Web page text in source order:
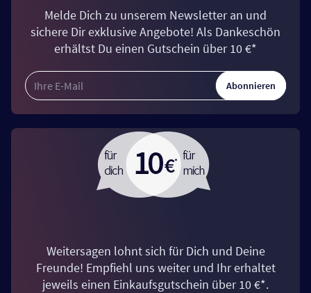
Melde Dich zu unserem Newsletter an und
sichere Dir exklusive Angebote! Als Dankeschön
erhältst Du einen Gutschein über 10 €*
Abonnieren
Weitersagen lohnt sich für Dich und Deine
Freunde! Empfiehl uns weiter und Ihr erhaltet
jeweils einen Einkaufsgutschein über 10 €*.